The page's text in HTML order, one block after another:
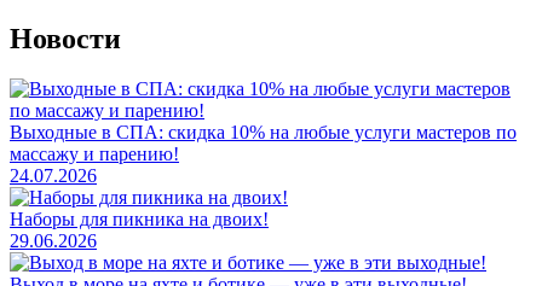
Новости
Выходные в СПА: скидка 10% на любые услуги мастеров по
массажу и парению!
24.07.2026
Наборы для пикника на двоих!
29.06.2026